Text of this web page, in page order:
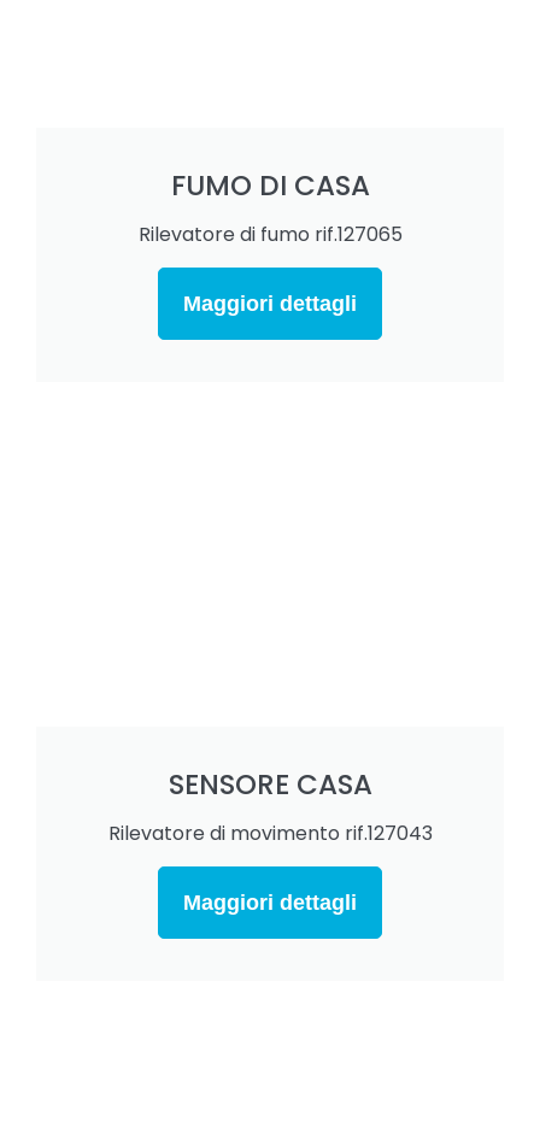
FUMO DI CASA
Rilevatore di fumo rif.127065
Maggiori dettagli
SENSORE CASA
Rilevatore di movimento rif.127043
Maggiori dettagli